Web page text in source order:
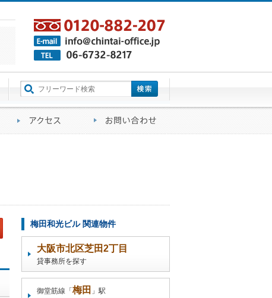
梅田和光ビル 関連物件
大阪市北区芝田2丁目
貸事務所を探す
御堂筋線「 梅田 」駅